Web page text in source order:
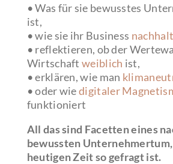
• Was für sie bewusstes
ist,
• wie sie ihr Business
• reflektieren, ob der
Wirtschaftweiblich ist,
• erklären, wie man
• oder wiedigitaler
funktioniert
All das sind Facetten eines
bewussten Unternehmertum,
heutigen Zeit so gefragt ist.